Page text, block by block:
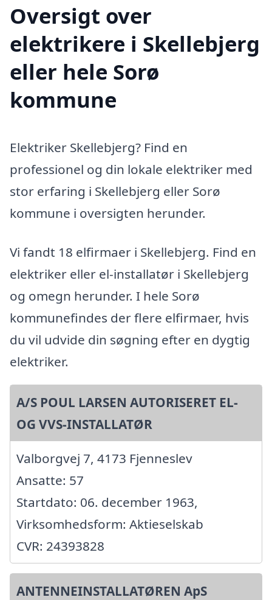
Oversigt over
elektrikere i Skellebjerg
eller hele Sorø
kommune
Elektriker Skellebjerg? Find en
professionel og din lokale elektriker med
stor erfaring i Skellebjerg eller Sorø
kommune i oversigten herunder.
Vi fandt 18 elfirmaer i Skellebjerg. Find en
elektriker eller el-installatør i Skellebjerg
og omegn herunder. I hele Sorø
kommunefindes der flere elfirmaer, hvis
du vil udvide din søgning efter en dygtig
elektriker.
A/S POUL LARSEN AUTORISERET EL-
OG VVS-INSTALLATØR
Valborgvej 7, 4173 Fjenneslev
Ansatte: 57
Startdato: 06. december 1963,
Virksomhedsform: Aktieselskab
CVR: 24393828
ANTENNEINSTALLATØREN ApS